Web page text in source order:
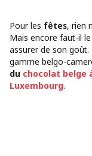
Pour les fêtes, rien
Mais encore faut-il le
assurer de son goût.
gamme belgo-
du chocolat belge
Luxembourg.